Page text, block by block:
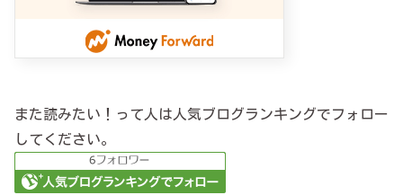
また読みたい！って人は人気ブログランキングでフォロー
してください。